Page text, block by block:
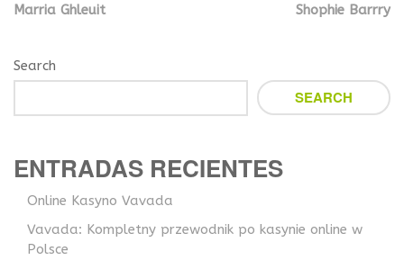
Marria Ghleuit
Shophie Barrry
Search
SEARCH
ENTRADAS RECIENTES
Online Kasyno Vavada
Vavada: Kompletny przewodnik po kasynie online w
Polsce